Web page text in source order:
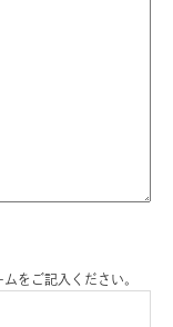
をご記入ください。